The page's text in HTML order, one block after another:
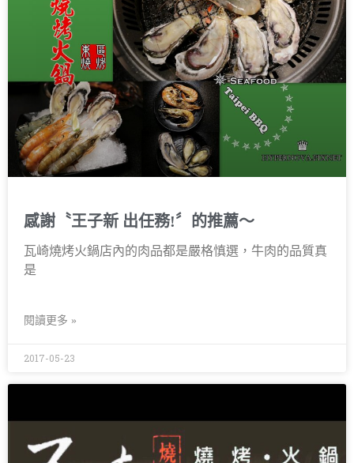
感謝〝王子新 出任務!〞的推薦～
瓦崎燒烤火鍋店內的肉品都是嚴格慎選，牛肉的品質真
是
閱讀更多 »
2017-05-23